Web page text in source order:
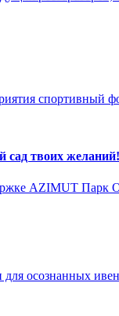
спортивный
сад твоих желаний!
AZIMUT
осознанных